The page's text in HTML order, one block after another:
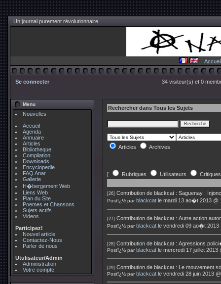
Un journal purement révolutionnaire
Accueil
Se connecter 34 visiteur(s) et 0
Menu
Nouvelles
Accueil
Agenda
Annuaire
Articles
Bibliotheque
Compilation
Downloads
Encyclopedie
FAQ Anar
Gallerie
H�bergement Web
Liens Web
Plan du Site
Poemes et Chansons
Sujets actifs
Videos
Participez!
Nouvel article
Contactez-Nous
Parler de nous
Utulisateur/Admin
Administration
Votre compte
Rechercher dans Tous les Sujets
Articles Archives
[ Rubriques Utilisateurs
[26] Contribution de blackcat : Saguenay :
Postï¿½ par blackcat le mardi 13 ao�t 2013 @
[27] Contribution de blackcat : Autre action
Postï¿½ par blackcat le vendredi 09 ao�t 2013
[28] Contribution de blackcat : Agressions
Postï¿½ par blackcat le mercredi 17 juillet 2013
[29] Contribution de blackcat : Le mouvement
Postï¿½ par blackcat le vendredi 28 juin 2013